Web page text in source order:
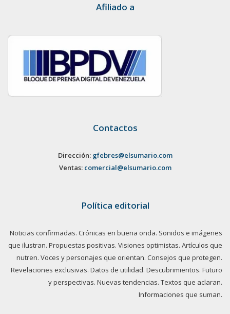
Afiliado a
Contactos
Dirección: gfebres@elsumario.com
Ventas: comercial@elsumario.com
Política editorial
Noticias confirmadas. Crónicas en buena onda. Sonidos e imágenes
que ilustran. Propuestas positivas. Visiones optimistas. Artículos que
nutren. Voces y personajes que orientan. Consejos que protegen.
Revelaciones exclusivas. Datos de utilidad. Descubrimientos. Futuro
y perspectivas. Nuevas tendencias. Textos que aclaran.
Informaciones que suman.